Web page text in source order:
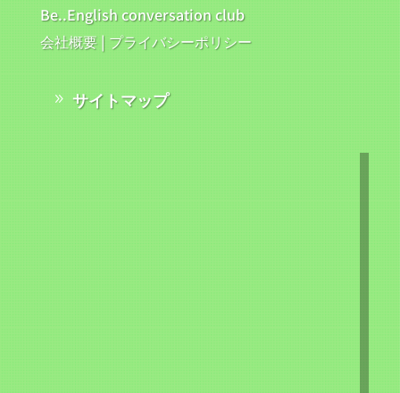
Be..English conversation club
会社概要| プライバシーポリシー
サイトマップ